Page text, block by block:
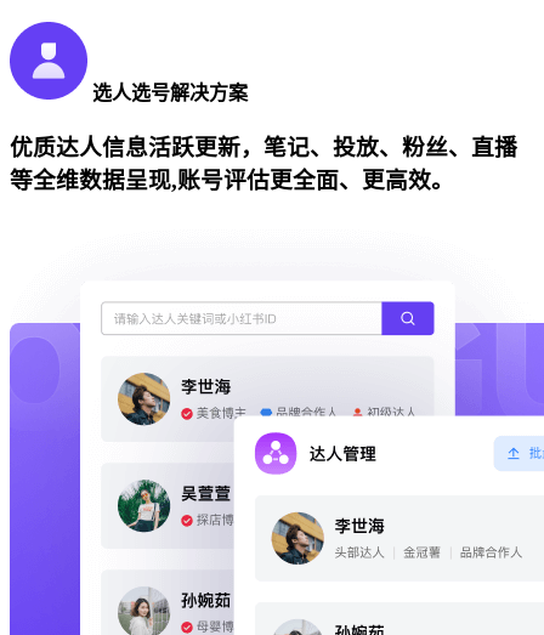
选人选号解决方案
优质达人信息活跃更新，笔记、投放、粉丝、直播
等全维数据呈现,账号评估更全面、更高效。